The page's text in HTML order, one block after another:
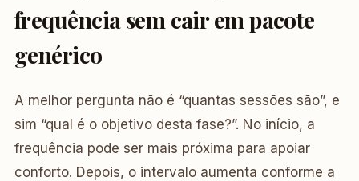
frequência sem cair em pacote
genérico
A melhor pergunta não é “quantas sessões são”, e
sim “qual é o objetivo desta fase?”. No início, a
frequência pode ser mais próxima para apoiar
conforto. Depois, o intervalo aumenta conforme a